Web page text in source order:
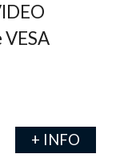
+ INFO